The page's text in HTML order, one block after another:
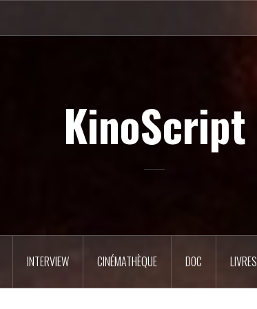
KinoScript
INTERVIEW CINÉMATHÈQUE DOC LIVRES